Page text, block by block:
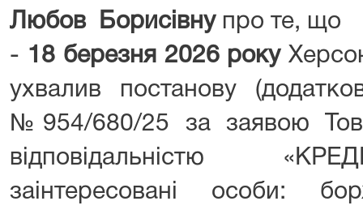
Любов Борисівнупро те, що
- 18 березня 2026 року
ухвалив постанову
№954/680/25 за заявою
відповідальністю
заінтересовані особи: